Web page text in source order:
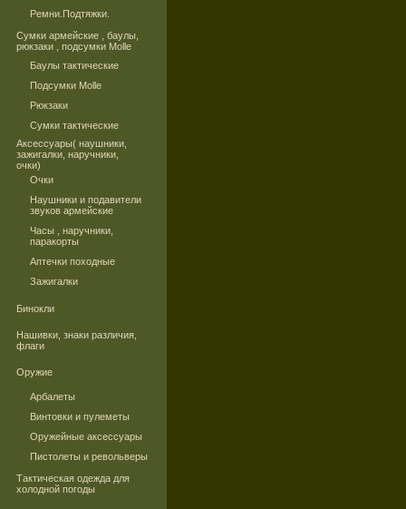
Ремни.Подтяжки.
Сумки армейские , баулы,
рюкзаки , подсумки Molle
Баулы тактические
Подсумки Molle
Рюкзаки
Сумки тактические
Аксессуары( наушники,
зажигалки, наручники,
очки)
Очки
Наушники и подавители
звуков армейские
Часы , наручники,
паракорты
Аптечки походные
Зажигалки
Бинокли
Нашивки, знаки различия,
флаги
Оружие
Арбалеты
Винтовки и пулеметы
Оружейные аксессуары
Пистолеты и револьверы
Тактическая одежда для
холодной погоды